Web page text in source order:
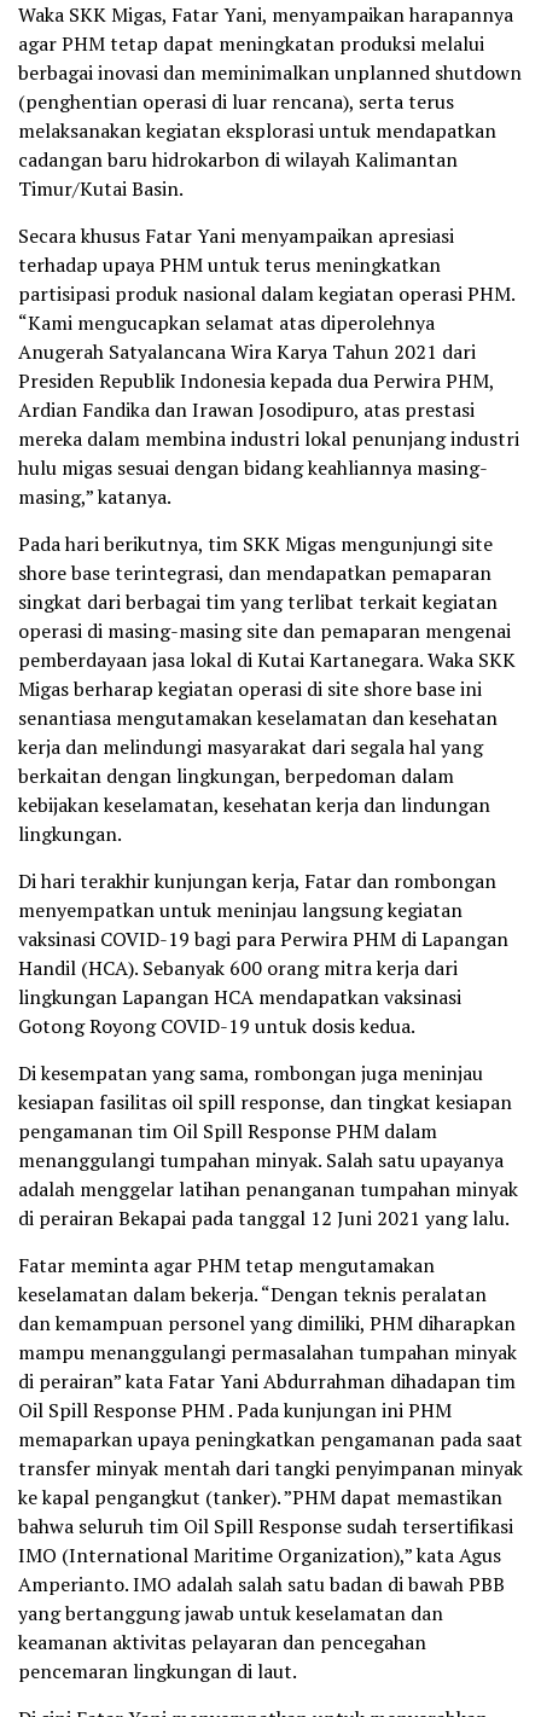
Waka SKK Migas, Fatar Yani, menyampaikan harapannya
agar PHM tetap dapat meningkatan produksi melalui
berbagai inovasi dan meminimalkan unplanned shutdown
(penghentian operasi di luar rencana), serta terus
melaksanakan kegiatan eksplorasi untuk mendapatkan
cadangan baru hidrokarbon di wilayah Kalimantan
Timur/Kutai Basin.
Secara khusus Fatar Yani menyampaikan apresiasi
terhadap upaya PHM untuk terus meningkatkan
partisipasi produk nasional dalam kegiatan operasi PHM.
“Kami mengucapkan selamat atas diperolehnya
Anugerah Satyalancana Wira Karya Tahun 2021 dari
Presiden Republik Indonesia kepada dua Perwira PHM,
Ardian Fandika dan Irawan Josodipuro, atas prestasi
mereka dalam membina industri lokal penunjang industri
hulu migas sesuai dengan bidang keahliannya masing-
masing,” katanya.
Pada hari berikutnya, tim SKK Migas mengunjungi site
shore base terintegrasi, dan mendapatkan pemaparan
singkat dari berbagai tim yang terlibat terkait kegiatan
operasi di masing-masing site dan pemaparan mengenai
pemberdayaan jasa lokal di Kutai Kartanegara. Waka SKK
Migas berharap kegiatan operasi di site shore base ini
senantiasa mengutamakan keselamatan dan kesehatan
kerja dan melindungi masyarakat dari segala hal yang
berkaitan dengan lingkungan, berpedoman dalam
kebijakan keselamatan, kesehatan kerja dan lindungan
lingkungan.
Di hari terakhir kunjungan kerja, Fatar dan rombongan
menyempatkan untuk meninjau langsung kegiatan
vaksinasi COVID-19 bagi para Perwira PHM di Lapangan
Handil (HCA). Sebanyak 600 orang mitra kerja dari
lingkungan Lapangan HCA mendapatkan vaksinasi
Gotong Royong COVID-19 untuk dosis kedua.
Di kesempatan yang sama, rombongan juga meninjau
kesiapan fasilitas oil spill response, dan tingkat kesiapan
pengamanan tim Oil Spill Response PHM dalam
menanggulangi tumpahan minyak. Salah satu upayanya
adalah menggelar latihan penanganan tumpahan minyak
di perairan Bekapai pada tanggal 12 Juni 2021 yang lalu.
Fatar meminta agar PHM tetap mengutamakan
keselamatan dalam bekerja. “Dengan teknis peralatan
dan kemampuan personel yang dimiliki, PHM diharapkan
mampu menanggulangi permasalahan tumpahan minyak
di perairan” kata Fatar Yani Abdurrahman dihadapan tim
Oil Spill Response PHM . Pada kunjungan ini PHM
memaparkan upaya peningkatkan pengamanan pada saat
transfer minyak mentah dari tangki penyimpanan minyak
ke kapal pengangkut (tanker). ”PHM dapat memastikan
bahwa seluruh tim Oil Spill Response sudah tersertifikasi
IMO (International Maritime Organization),” kata Agus
Amperianto. IMO adalah salah satu badan di bawah PBB
yang bertanggung jawab untuk keselamatan dan
keamanan aktivitas pelayaran dan pencegahan
pencemaran lingkungan di laut.